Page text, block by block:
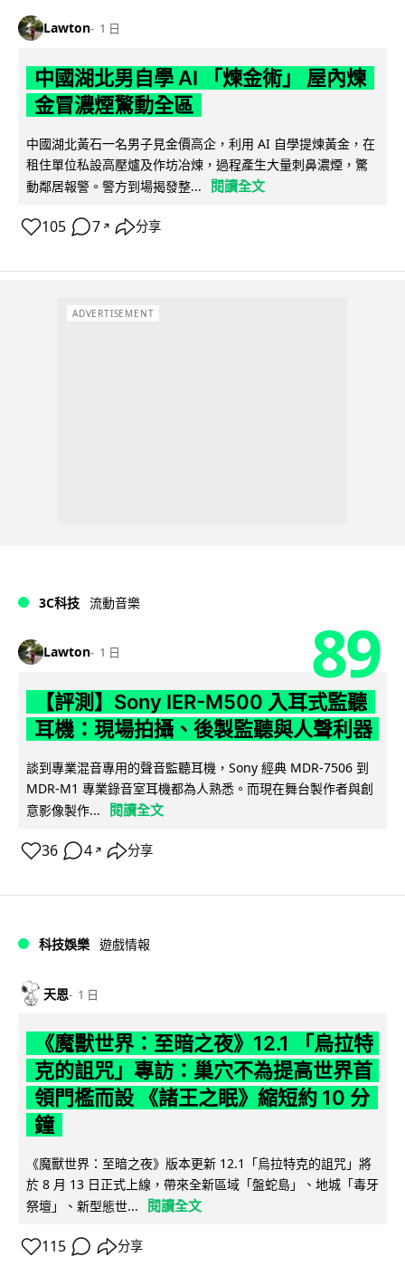
Lawton 1 日
中國湖北男自學 AI 「煉金術」 屋內煉
金冒濃煙驚動全區
中國湖北黃石一名男子見金價高企，利用 AI 自學提煉黃金，在
租住單位私設高壓爐及作坊冶煉，過程產生大量刺鼻濃煙，驚
動鄰居報警。警方到場揭發整...
閱讀全文
105 7 ↗ 分享
ADVERTISEMENT
3C科技 流動音樂
Lawton 1 日 89
【評測】Sony IER-M500 入耳式監聽
耳機：現場拍攝、後製監聽與人聲利器
談到專業混音專用的聲音監聽耳機，Sony 經典 MDR-7506 到
MDR-M1 專業錄音室耳機都為人熟悉。而現在舞台製作者與創
意影像製作...
閱讀全文
36 4 ↗ 分享
科技娛樂 遊戲情報
天恩 1 日
《魔獸世界：至暗之夜》12.1 「烏拉特
克的詛咒」專訪：巢穴不為提高世界首
領門檻而設 《諸王之眠》縮短約 10 分
鐘
《魔獸世界：至暗之夜》版本更新 12.1「烏拉特克的詛咒」將
於 8 月 13 日正式上線，帶來全新區域「盤蛇島」、地城「毒牙
祭壇」、新型態世...
閱讀全文
115 分享